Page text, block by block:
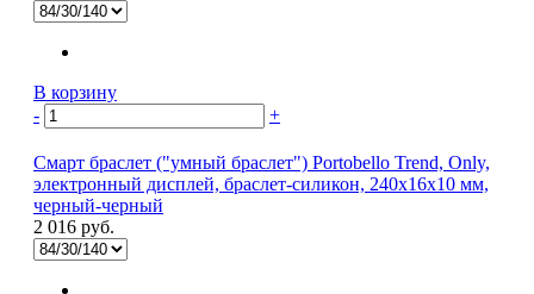
В корзину
-
+
Смарт браслет ("умный браслет") Portobello Trend, Only,
электронный дисплей, браслет-силикон, 240x16x10 мм,
черный-черный
2 016 руб.